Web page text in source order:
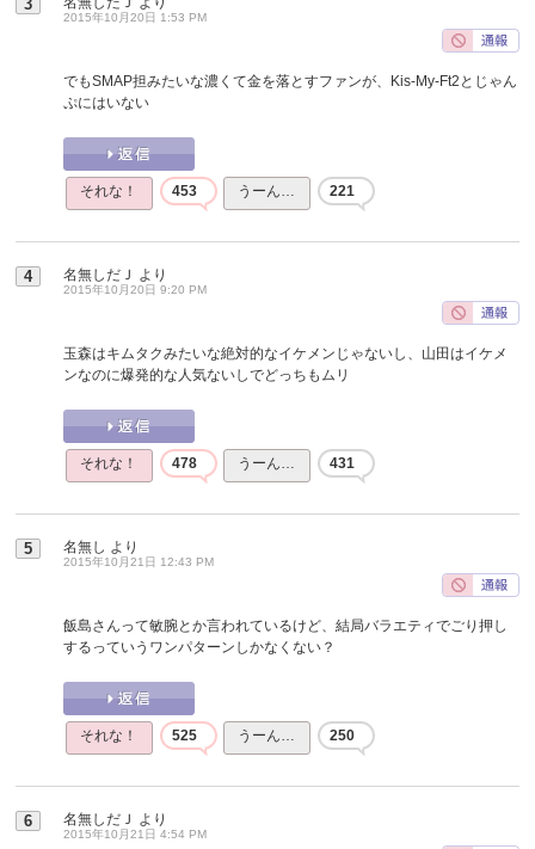
3
2015年10月20日 1:53 PM
でもSMAP担みたいな濃くて金を落とすファンが、Kis-My-Ft2とじゃん
ぷにはいない
それな！ 453 うーん… 221
4 名無しだＪ より
2015年10月20日 9:20 PM
玉森はキムタクみたいな絶対的なイケメンじゃないし、山田はイケメ
ンなのに爆発的な人気ないしでどっちもムリ
それな！ 478 うーん… 431
5 名無し より
2015年10月21日 12:43 PM
飯島さんって敏腕とか言われているけど、結局バラエティでごり押し
するっていうワンパターンしかなくない？
それな！ 525 うーん… 250
6 名無しだＪ より
2015年10月21日 4:54 PM